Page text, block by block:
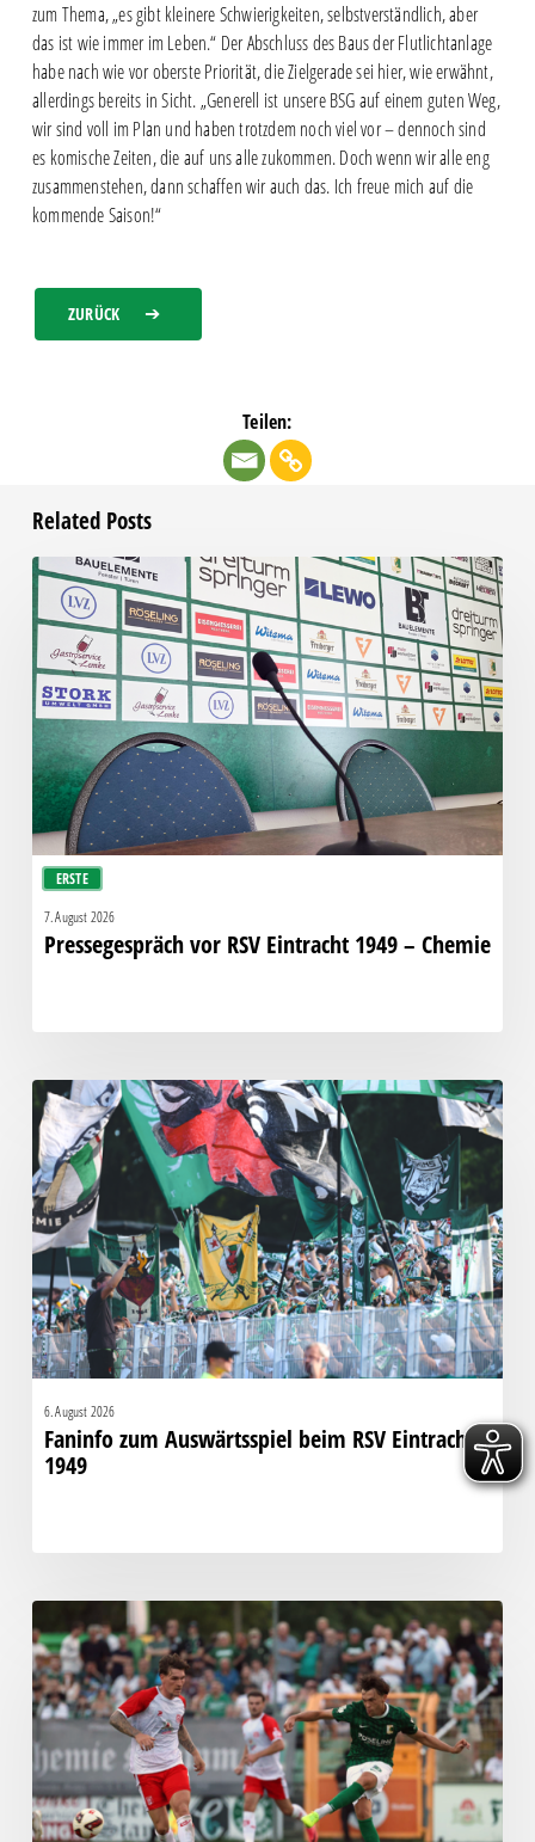
zum Thema, „es gibt kleinere Schwierigkeiten, selbstverständlich, aber
das ist wie immer im Leben.“ Der Abschluss des Baus der Flutlichtanlage
habe nach wie vor oberste Priorität, die Zielgerade sei hier, wie erwähnt,
allerdings bereits in Sicht. „Generell ist unsere BSG auf einem guten Weg,
wir sind voll im Plan und haben trotzdem noch viel vor – dennoch sind
es komische Zeiten, die auf uns alle zukommen. Doch wenn wir alle eng
zusammenstehen, dann schaffen wir auch das. Ich freue mich auf die
kommende Saison!“
ZURÜCK
Teilen:
Related Posts
ERSTE
Pressegespräch
vor
RSV
Eintracht
1949
–
Chemie
7. August 2026
Pressegespräch vor RSV Eintracht 1949 – Chemie
Faninfo
zum
Auswärtsspiel
beim
RSV
Eintracht
6. August 2026
Faninfo zum Auswärtsspiel beim RSV Eintracht
1949
Pleite:
Chemie
kassiert
späten
Knockout
gegen
Halle